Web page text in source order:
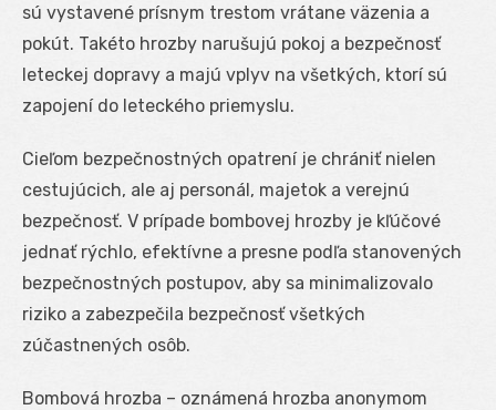
sú vystavené prísnym trestom vrátane väzenia a
pokút. Takéto hrozby narušujú pokoj a bezpečnosť
leteckej dopravy a majú vplyv na všetkých, ktorí sú
zapojení do leteckého priemyslu.
Cieľom bezpečnostných opatrení je chrániť nielen
cestujúcich, ale aj personál, majetok a verejnú
bezpečnosť. V prípade bombovej hrozby je kľúčové
jednať rýchlo, efektívne a presne podľa stanovených
bezpečnostných postupov, aby sa minimalizovalo
riziko a zabezpečila bezpečnosť všetkých
zúčastnených osôb.
Bombová hrozba – oznámená hrozba anonymom